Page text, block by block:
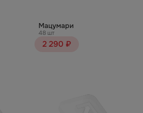
Мацумари
48 шт
2 290 ₽